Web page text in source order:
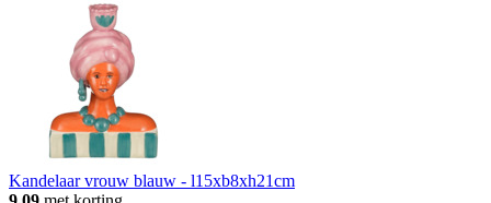
Kandelaar vrouw blauw - l15xb8xh21cm